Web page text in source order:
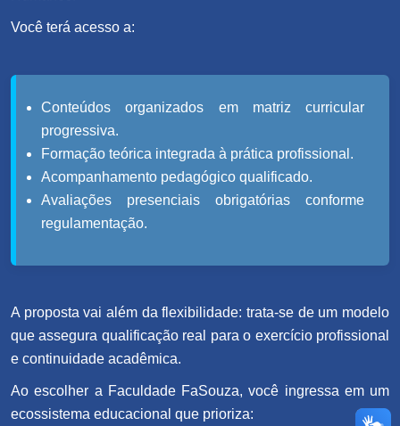
Você terá acesso a:
Conteúdos organizados em matriz curricular
progressiva.
Formação teórica integrada à prática profissional.
Acompanhamento pedagógico qualificado.
Avaliações presenciais obrigatórias conforme
regulamentação.
A proposta vai além da flexibilidade: trata-se de um modelo
que assegura qualificação real para o exercício profissional
e continuidade acadêmica.
Ao escolher a Faculdade FaSouza, você ingressa em um
ecossistema educacional que prioriza: